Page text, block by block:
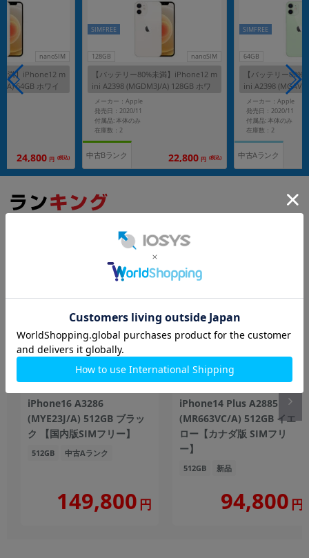
nanoSIM
満】iPhone12 m
A) 64GB ホワイ
ー】
24,800 円 (税込)
128GB nanoSIM
SIMFREE
【バッテリー80%未満】iPhone12 m
ini A2398 (MGDM3J/A) 128GB ホワ
イト 【国内版SIMフリー】
メーカー：Apple
発売日：2020/11
付属品: 本体のみ
在庫数：2
中古Bランク 22,800 円 (税込)
64GB
SIMFREE
【バッテリー
ini A2398
ン 【国内版SIMフ
メーカー：Apple
発売日：2020/11
付属品: 本体のみ
在庫数：2
中古Aランク
iPhone16 A3286
(MYE23J/A) 512GB ブラッ
ク 【国内版SIMフリー】
512GB 中古Aランク
149,800 円
iPhone14 Plus A2885
(MR663VC/A) 512GB イエ
ロー【カナダ版 SIMフリ
ー】
512GB 新品
94,800 円